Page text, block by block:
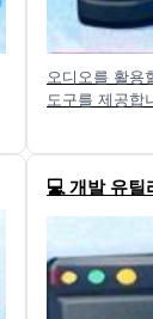
오디오를 활용
도구를 제공합
💻 개발 유틸